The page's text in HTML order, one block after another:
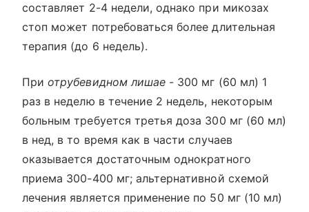
составляет 2-4 недели, однако при микозах
стоп может потребоваться более длительная
терапия (до 6 недель).
Приотрубевидном лишае - 300 мг (60 мл) 1
раз в неделю в течение 2 недель, некоторым
больным требуется третья доза 300 мг (60 мл)
в нед, в то время как в части случаев
оказывается достаточным однократного
приема 300-400 мг; альтернативной схемой
лечения является применение по 50 мг (10 мл)